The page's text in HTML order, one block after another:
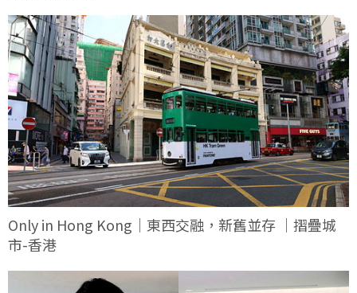
Only in Hong Kong｜東西交融，新舊並存 ｜摺疊城
市-香港